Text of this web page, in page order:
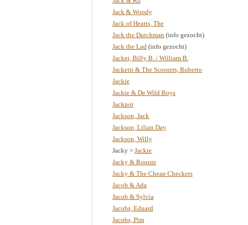
Jack & Woody
Jack of Hearts, The
Jack the Dutchman (info gezocht)
Jack the Lad (info gezocht)
Jacket, Billy B. / William B.
Jacketti & The Scooters, Roberto
Jackie
Jackie & De Wild Boys
Jackpot
Jackson, Jack
Jackson, Lilian Day
Jackson, Willy
Jacky > Jackie
Jacky & Ronnie
Jacky & The Cheap Checkers
Jacob & Ada
Jacob & Sylvia
Jacobs, Eduard
Jacobs, Pim